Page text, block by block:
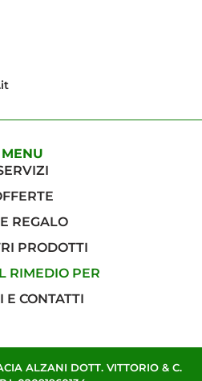
MENU
REGALO
PRODOTTI
RIMEDIO PER
E CONTATTI
ALZANI DOTT. VITTORIO & C.